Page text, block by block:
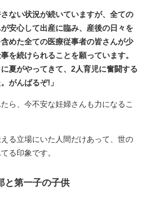
さない状況が続いていますが、全ての
安心して出産に臨み、産後の日々を
めた全ての医療従事者の皆さんが少
を続けられることを願っています。
夏がやってきて、2人育児に奮闘する
がんばるぞ!」
ら、今不安な妊婦さんも力になるこ
る立場にいた人間だけあって、世の
る印象です。
と第一子の子供